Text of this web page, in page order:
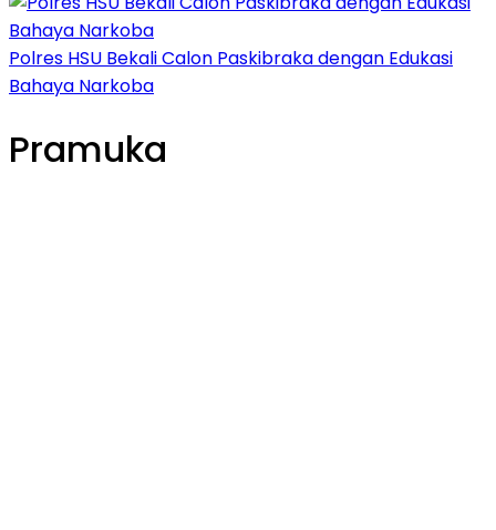
Polres HSU Bekali Calon Paskibraka dengan Edukasi
Bahaya Narkoba
Pramuka